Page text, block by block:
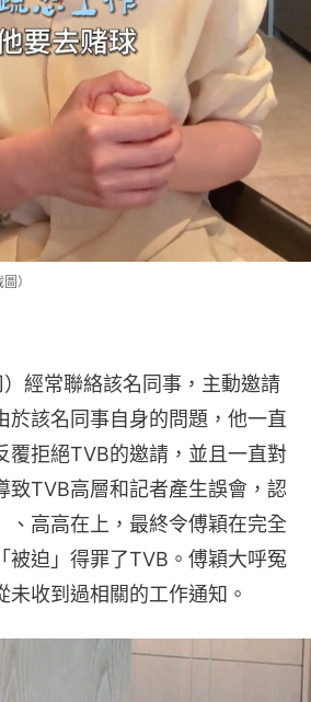
）
經常聯絡該名同事，主動邀請
於該名同事自身的問題，他一直
覆拒絕TVB的邀請，並且一直對
致TVB高層和記者產生誤會，認
、高高在上，最終令傅穎在完全
被迫」得罪了TVB。傅穎大呼冤
未收到過相關的工作通知。